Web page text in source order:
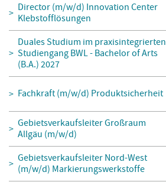
Director (m/w/d) Innovation Center
Klebstofflösungen
Duales Studium im praxisintegrierten
Studiengang BWL - Bachelor of Arts
(B.A.) 2027
Fachkraft (m/w/d) Produktsicherheit
Gebietsverkaufsleiter Großraum
Allgäu (m/w/d)
Gebietsverkaufsleiter Nord-West
(m/w/d) Markierungswerkstoffe